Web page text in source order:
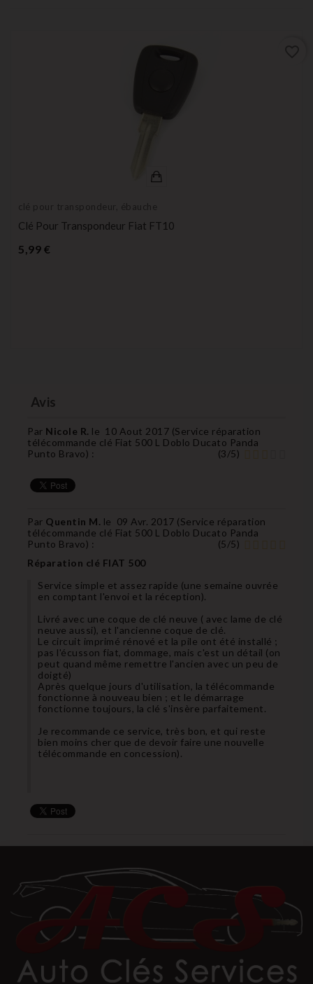
clé pour transpondeur, ébauche
Clé Pour Transpondeur Fiat FT10
5,99 €
Avis
Par Nicole R. le 10 Aout 2017 (Service réparation
télécommande clé Fiat 500 L Doblo Ducato Panda
Punto Bravo) : (3/5)
Par Quentin M. le 09 Avr. 2017 (Service réparation
télécommande clé Fiat 500 L Doblo Ducato Panda
Punto Bravo) : (5/5)
Réparation clé FIAT 500
Service simple et assez rapide (une semaine ouvrée
en comptant l'envoi et la réception).
Livré avec une coque de clé neuve ( avec lame de clé
neuve aussi), et l'ancienne coque de clé.
Le circuit imprimé rénové et la pile ont été installé ;
pas l'écusson fiat, dommage, mais c'est un détail (on
peut quand même remettre l'ancien avec un peu de
doigté)
Après quelque jours d'utilisation, la télécommande
fonctionne à nouveau bien ; et le démarrage
fonctionne toujours, la clé s'insère parfaitement.
Je recommande ce service, très bon, et qui reste
bien moins cher que de devoir faire une nouvelle
télécommande en concession).